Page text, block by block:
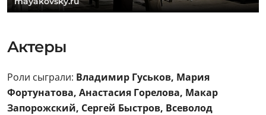
Актеры
Роли сыграли: Владимир Гуськов, Мария
Фортунатова, Анастасия Горелова, Макар
Запорожский, Сергей Быстров, Всеволод